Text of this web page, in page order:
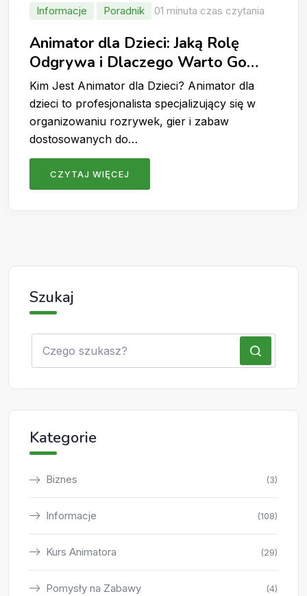
Informacje
Poradnik 01 minuta czas czytania
Animator dla Dzieci: Jaką Rolę
Odgrywa i Dlaczego Warto Go
Wynająć?
Kim Jest Animator dla Dzieci? Animator dla
dzieci to profesjonalista specjalizujący się w
organizowaniu rozrywek, gier i zabaw
dostosowanych do…
CZYTAJ WIĘCEJ
Szukaj
Kategorie
Biznes (3)
Informacje (108)
Kurs Animatora (29)
Pomysły na Zabawy (4)